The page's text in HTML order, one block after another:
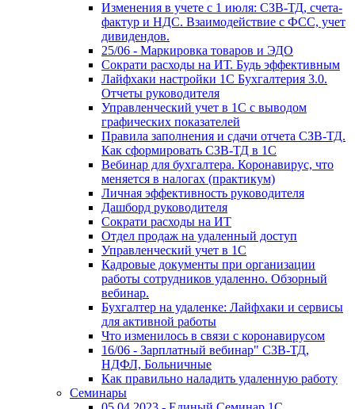
Изменения в учете с 1 июля: СЗВ-ТД, счета-
фактур и НДС. Взаимодействие с ФСС, учет
дивидендов.
25/06 - Маркировка товаров и ЭДО
Сократи расходы на ИТ. Будь эффективным
Лайфхаки настройки 1С Бухгалтерия 3.0.
Отчеты руководителя
Управленческий учет в 1С с выводом
графических показателей
Правила заполнения и сдачи отчета СЗВ-ТД.
Как сформировать СЗВ-ТД в 1С
Вебинар для бухгалтера. Коронавирус, что
меняется в налогах (практикум)
Личная эффективность руководителя
Дашборд руководителя
Сократи расходы на ИТ
Отдел продаж на удаленный доступ
Управленческий учет в 1С
Кадровые документы при организации
работы сотрудников удаленно. Обзорный
вебинар.
Бухгалтер на удаленке: Лайфхаки и сервисы
для активной работы
Что изменилось в связи с коронавирусом
16/06 - Зарплатный вебинар" СЗВ-ТД,
НДФЛ, Больничные
Как правильно наладить удаленную работу
Семинары